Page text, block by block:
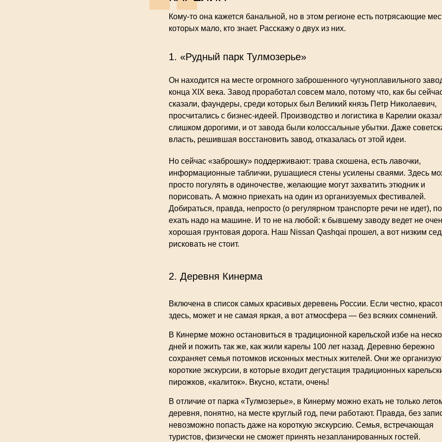
1. «Рудный парк Тулмозерье»
Кому-то она кажется банальной, но в этом регионе есть потрясающие
которых мало, кто знает. Расскажу о двух из них.
Он находится на месте огромного заброшенного чугуноплавильного
конца XIX века. Завод проработал совсем мало, потому что, как бы
сказали, фаундеры, среди которых был Великий князь Петр Николаевич,
просчитались с бизнес-идеей. Производство и логистика в Карелии
слишком дорогими, и от завода были колоссальные убытки. Даже
власть, решившая восстановить завод, отказалась от этой идеи.
Но сейчас «заброшку» поддерживают: трава скошена, есть лавочки,
информационные таблички, рушащиеся стены усилены сваями. Здесь
просто погулять в одиночестве, желающие могут захватить этюдник и
порисовать. А можно приехать на один из организуемых фестивалей.
Добираться, правда, непросто (о регулярном транспорте речи не идет),
ехать надо на машине. И то не на любой: к бывшему заводу ведет не
хорошая грунтовая дорога. Наш Nissan Qashqai прошел, а вот низким
рисковать не стоит.
2. Деревня Кинерма
Включена в список самых красивых деревень России. Если честно,
здесь, может и не самая яркая, а вот атмосфера — без всяких сомнений.
В Кинерме можно остановиться в традиционной карельской избе на
дней и пожить так же, как жили карелы 100 лет назад. Деревню бережно
сохраняет семья потомков исконных местных жителей. Они же
короткие экскурсии, в которые входит дегустация традиционных
пирожков, «калиток». Вкусно, кстати, очень!
В отличие от парка «Тулмозерье», в Кинерму можно ехать не только
деревня, понятно, на месте круглый год, печи работают. Правда, без
невозможно попасть даже на короткую экскурсию. Семья, встречающая
туристов, физически не сможет принять незапланированных гостей.